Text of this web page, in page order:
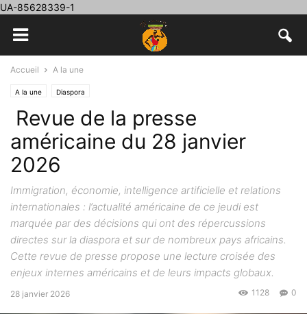
UA-85628339-1
Accueil A la une
A la une Diaspora
️ Revue de la presse
américaine du 28 janvier
2026
Immigration, économie, intelligence artificielle et relations
internationales : l’actualité américaine de ce jeudi est
marquée par des décisions qui ont des répercussions
directes sur la diaspora et sur de nombreux pays africains.
Cette revue de presse propose une lecture croisée des
enjeux internes américains et de leurs impacts globaux.
28 janvier 2026 0
1128